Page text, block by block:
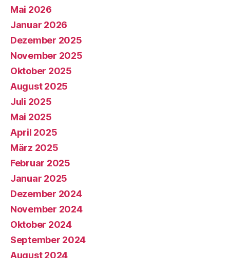
Mai 2026
Januar 2026
Dezember 2025
November 2025
Oktober 2025
August 2025
Juli 2025
Mai 2025
April 2025
März 2025
Februar 2025
Januar 2025
Dezember 2024
November 2024
Oktober 2024
September 2024
August 2024